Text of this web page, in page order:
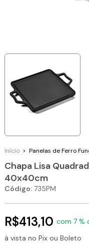
Início > Panelas de Ferro
Chapa Lisa
40x40cm
Código: 735PM
R$413,10 com 7 %
à vista no Pix ou Boleto